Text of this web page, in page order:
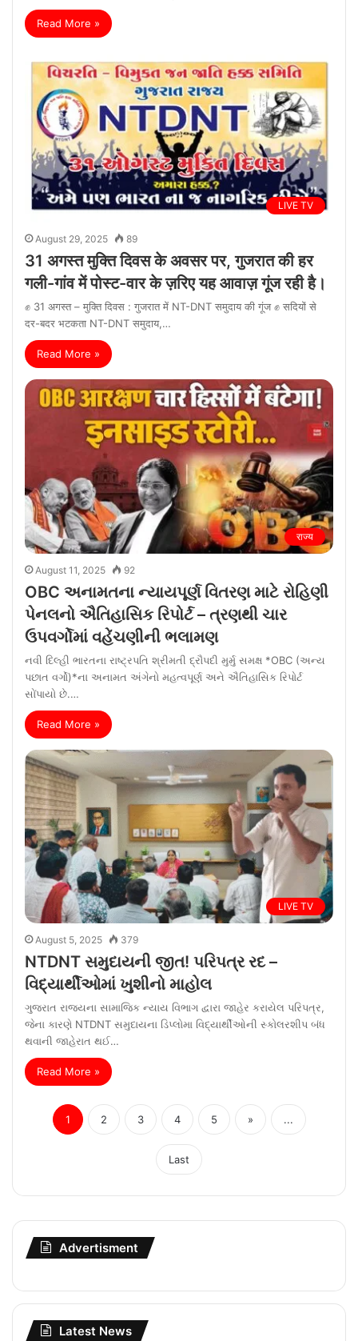
Read More »
LIVE TV
August 29, 2025 89
31 अगस्त मुक्ति दिवस के अवसर पर, गुजरात की हर
गली-गांव में पोस्ट-वार के ज़रिए यह आवाज़ गूंज रही है।
✊ 31 अगस्त – मुक्ति दिवस : गुजरात में NT-DNT समुदाय की गूंज ✊ सदियों से
दर-बदर भटकता NT-DNT समुदाय,…
Read More »
राज्य
August 11, 2025 92
OBC અનામતના ન્યાયપૂર્ણ વિતરણ માટે રોહિણી
પેનલનો ઐતિહાસિક રિપોર્ટ – ત્રણથી ચાર
ઉપવર્ગોમાં વહેંચણીની ભલામણ
નવી દિલ્હી ભારતના રાષ્ટ્રપતિ શ્રીમતી દ્રૌપદી મુર્મુ સમક્ષ *OBC (અન્ય
પછાત વર્ગો)*ના અનામત અંગેનો મહત્વપૂર્ણ અને ઐતિહાસિક રિપોર્ટ
સોંપાયો છે.…
Read More »
LIVE TV
August 5, 2025 379
NTDNT સમુદાયની જીત! પરિપત્ર રદ –
વિદ્યાર્થીઓમાં ખુશીનો માહોલ
ગુજરાત રાજ્યના સામાજિક ન્યાય વિભાગ દ્વારા જાહેર કરાયેલ પરિપત્ર,
જેના કારણે NTDNT સમુદાયના ડિપ્લોમા વિદ્યાર્થીઓની સ્કોલરશીપ બંધ
થવાની જાહેરાત થઈ…
Read More »
1 2 3 4 5 » ...
Last
Advertisment
Latest News